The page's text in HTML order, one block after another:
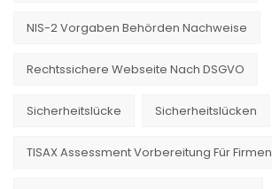
NIS-2 Vorgaben Behörden Nachweise
Rechtssichere Webseite Nach DSGVO
Sicherheitslücke Sicherheitslücken
TISAX Assessment Vorbereitung Für Firmen